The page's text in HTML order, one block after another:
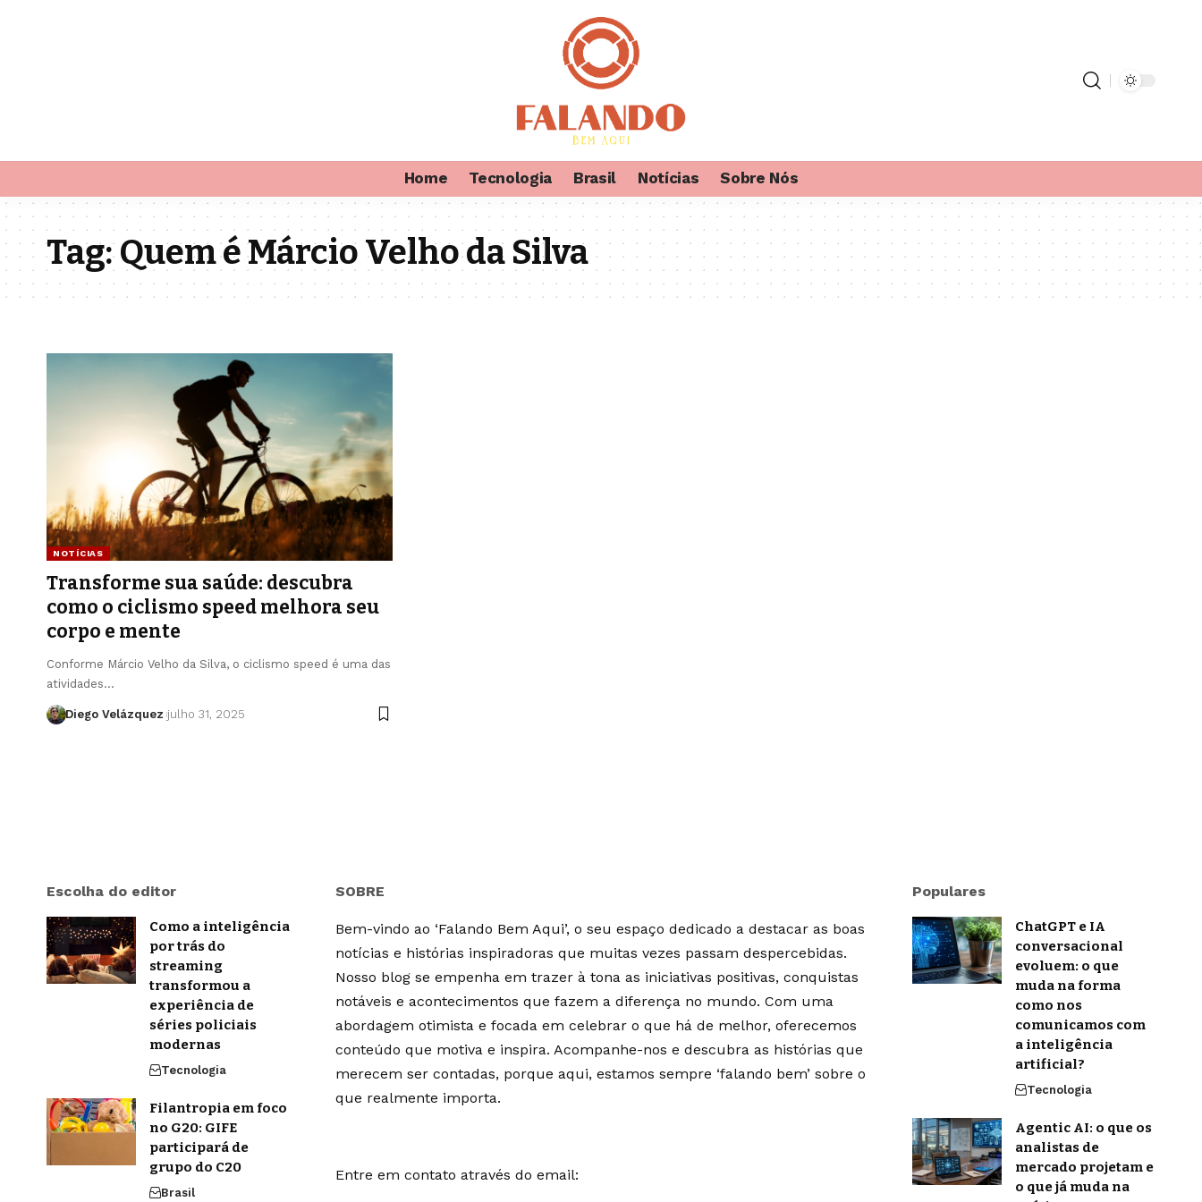
Home Tecnologia Brasil Notícias Sobre Nós
Tag:Quem é Márcio Velho da Silva
NOTÍCIAS
Transforme sua saúde: descubra
como o ciclismo speed melhora seu
corpo e mente
Conforme Márcio Velho da Silva, o ciclismo speed é uma das
atividades…
Diego Velázquez julho 31, 2025
Escolha do editor
Como a inteligência
por trás do
streaming
transformou a
experiência de
séries policiais
modernas
Tecnologia
Filantropia em foco
no G20: GIFE
participará de
grupo do C20
Brasil
SOBRE
Bem-vindo ao ‘Falando Bem Aqui’, o seu espaço dedicado a destacar as boas
notícias e histórias inspiradoras que muitas vezes passam despercebidas.
Nosso blog se empenha em trazer à tona as iniciativas positivas, conquistas
notáveis e acontecimentos que fazem a diferença no mundo. Com uma
abordagem otimista e focada em celebrar o que há de melhor, oferecemos
conteúdo que motiva e inspira. Acompanhe-nos e descubra as histórias que
merecem ser contadas, porque aqui, estamos sempre ‘falando bem’ sobre o
que realmente importa.
Entre em contato através do email:
Populares
ChatGPT e IA
conversacional
evoluem: o que
muda na forma
como nos
comunicamos com
a inteligência
artificial?
Tecnologia
Agentic AI: o que os
analistas de
mercado projetam e
o que já muda na